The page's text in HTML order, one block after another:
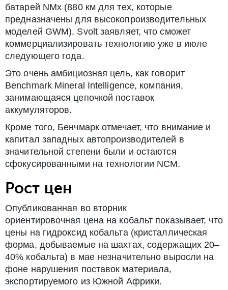
батарей NMx (880 км для тех, которые
предназначены для высокопроизводительных
моделей GWM), Svolt заявляет, что сможет
коммерциализировать технологию уже в июле
следующего года.
Это очень амбициозная цель, как говорит
Benchmark Mineral Intelligence, компания,
занимающаяся цепочкой поставок
аккумуляторов.
Кроме того, Бенчмарк отмечает, что внимание и
капитал западных автопроизводителей в
значительной степени были и остаются
сфокусированными на технологии NCM.
Рост цен
Опубликованная во вторник
ориентировочная цена на кобальт показывает, что
цены на гидроксид кобальта (кристаллическая
форма, добываемые на шахтах, содержащих 20–
40% кобальта) в мае незначительно выросли на
фоне нарушения поставок материала,
экспортируемого из Южной Африки.